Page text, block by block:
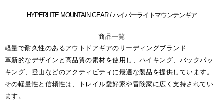
HYPERLITE MOUNTAIN GEAR / ハイパーライトマウンテンギア
商品一覧
軽量で耐久性のあるアウトドアギアのリーディングブランド
革新的なデザインと高品質の素材を使用し、ハイキング、バックパッ
キング、登山などのアクティビティに最適な製品を提供しています。
その軽量性と信頼性は、トレイル愛好家や冒険家に広く支持されてい
ます。